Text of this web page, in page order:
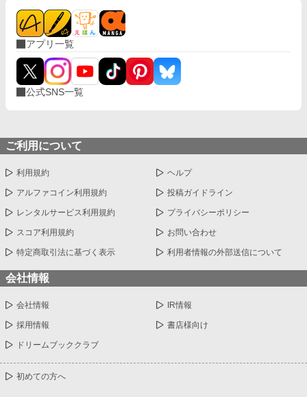
アプリ一覧
公式SNS一覧
ご利用について
利用規約 ヘルプ
アルファコイン利用規約 投稿ガイドライン
レンタルサービス利用規約 プライバシーポリシー
スコア利用規約 お問い合わせ
特定商取引法に基づく表示 利用者情報の外部送信について
会社情報
会社情報 IR情報
採用情報 書店様向け
ドリームブッククラブ
初めての方へ